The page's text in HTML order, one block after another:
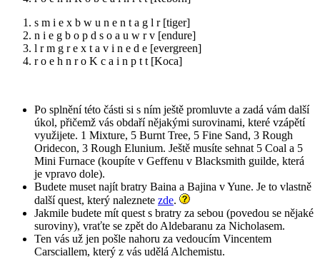
s m i e x b w u n e n t a g l r [tiger]
n i e g b o p d s o a u w r v [endure]
l r m g r e x t a v i n e d e [evergreen]
r o e h n r o K c a i n p t t [Koca]
Po splnění této části si s ním ještě promluvte a zadá vám další
úkol, přičemž vás obdaří nějakými surovinami, které vzápětí
využijete. 1 Mixture, 5 Burnt Tree, 5 Fine Sand, 3 Rough
Oridecon, 3 Rough Elunium. Ještě musíte sehnat 5 Coal a 5
Mini Furnace (koupíte v Geffenu v Blacksmith guilde, která
je vpravo dole).
Budete muset najít bratry Baina a Bajina v Yune. Je to vlastně
další quest, který naleznete zde.
Jakmile budete mít quest s bratry za sebou (povedou se nějaké
suroviny), vraťte se zpět do Aldebaranu za Nicholasem.
Ten vás už jen pošle nahoru za vedoucím Vincentem
Carsciallem, který z vás udělá Alchemistu.